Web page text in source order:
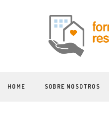
HOME SOBRE NOSOTROS